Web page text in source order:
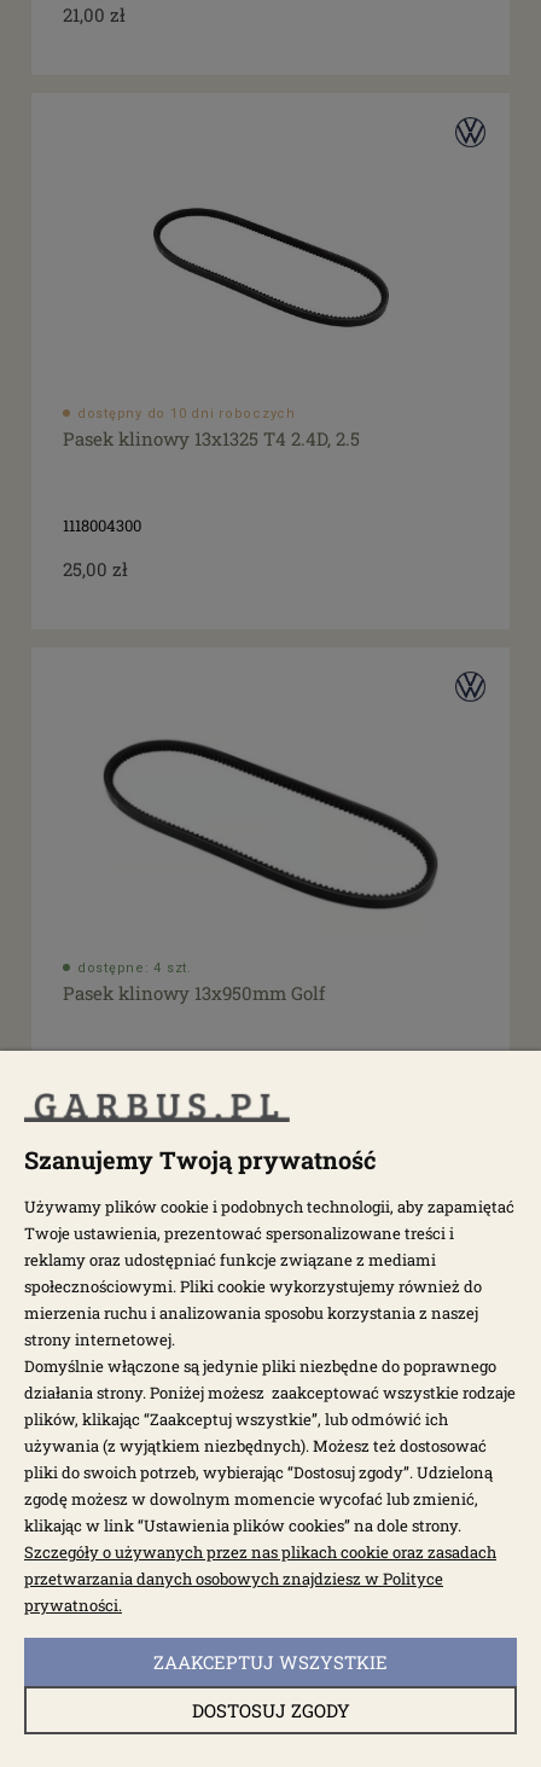
21,00 zł
dostępny do 10 dni roboczych
Pasek klinowy 13x1325 T4 2.4D, 2.5
1118004300
25,00 zł
dostępne: 4 szt.
Pasek klinowy 13x950mm Golf
16,80 zł 21,00 zł
dostępne: 2 szt.
Pasek klinowy 1760mm Golf mk2 1800cc 88-91
1118102400
49,00 zł
Szanujemy Twoją prywatność
Używamy plików cookie i podobnych technologii, aby zapamiętać
Twoje ustawienia, prezentować spersonalizowane treści i
reklamy oraz udostępniać funkcje związane z mediami
społecznościowymi. Pliki cookie wykorzystujemy również do
mierzenia ruchu i analizowania sposobu korzystania z naszej
strony internetowej.
Domyślnie włączone są jedynie pliki niezbędne do poprawnego
działania strony. Poniżej możesz zaakceptować wszystkie rodzaje
plików, klikając “Zaakceptuj wszystkie”, lub odmówić ich
używania (z wyjątkiem niezbędnych). Możesz też dostosować
pliki do swoich potrzeb, wybierając “Dostosuj zgody”. Udzieloną
zgodę możesz w dowolnym momencie wycofać lub zmienić,
klikając w link “Ustawienia plików cookies” na dole strony.
Szczegóły o używanych przez nas plikach cookie oraz zasadach
przetwarzania danych osobowych znajdziesz w Polityce
prywatności.
DOSTOSUJ ZGODY
ZAAKCEPTUJ WSZYSTKIE